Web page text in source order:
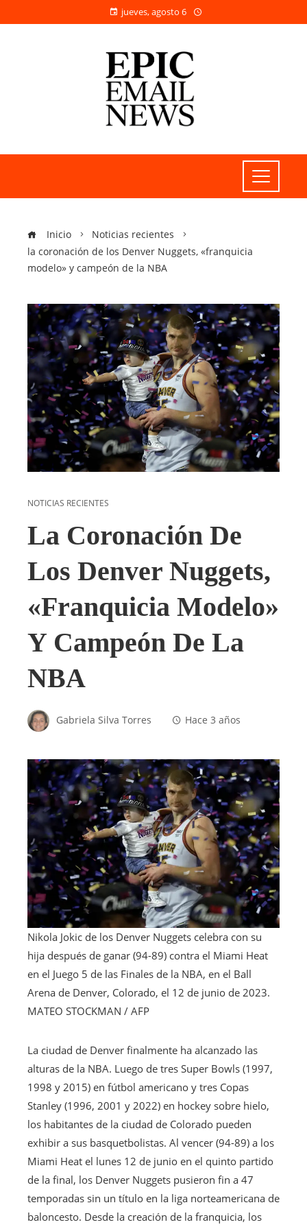
jueves, agosto 6
Inicio
Noticias recientes
la coronación de los Denver Nuggets, «franquicia
modelo» y campeón de la NBA
NOTICIAS RECIENTES
La Coronación De
Los Denver Nuggets,
«franquicia Modelo»
Y Campeón De La
NBA
Gabriela Silva Torres Hace 3 años
Nikola Jokic de los Denver Nuggets celebra con su
hija después de ganar (94-89) contra el Miami Heat
en el Juego 5 de las Finales de la NBA, en el Ball
Arena de Denver, Colorado, el 12 de junio de 2023.
MATEO STOCKMAN / AFP
La ciudad de Denver finalmente ha alcanzado las
alturas de la NBA. Luego de tres Super Bowls (1997,
1998 y 2015) en fútbol americano y tres Copas
Stanley (1996, 2001 y 2022) en hockey sobre hielo,
los habitantes de la ciudad de Colorado pueden
exhibir a sus basquetbolistas. Al vencer (94-89) a los
Miami Heat el lunes 12 de junio en el quinto partido
de la final, los Denver Nuggets pusieron fin a 47
temporadas sin un título en la liga norteamericana de
baloncesto. Desde la creación de la franquicia, los